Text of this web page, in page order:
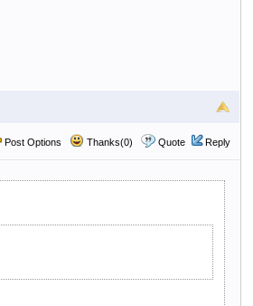
Post Options Thanks(0) Quote Reply